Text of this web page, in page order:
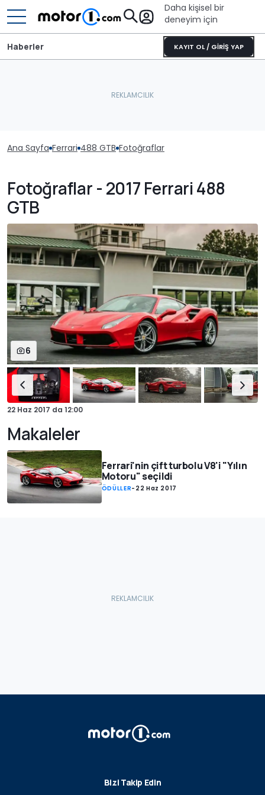
Daha kişisel bir
deneyim için
KAYIT OL / GİRİŞ YAP
Haberler
Ana Sayfa Ferrari 488 GTB Fotoğraflar
Fotoğraflar - 2017 Ferrari 488
GTB
6
22 Haz 2017 da 12:00
Makaleler
Ferrari'nin çift turbolu V8'i "Yılın
Motoru" seçildi
ÖDÜLLER- 22 Haz 2017
Bizi Takip Edin